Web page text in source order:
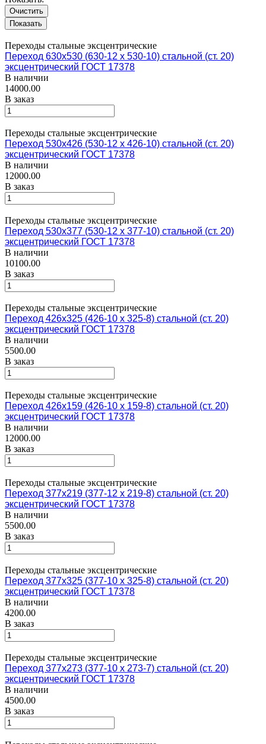
Очистить
Переходы стальные эксцентрические
Переход 630х530 (630-12 х 530-10) стальной (ст. 20)
эксцентрический ГОСТ 17378
В наличии
14000.00
В заказ
Переходы стальные эксцентрические
Переход 530х426 (530-12 х 426-10) стальной (ст. 20)
эксцентрический ГОСТ 17378
В наличии
12000.00
В заказ
Переходы стальные эксцентрические
Переход 530х377 (530-12 х 377-10) стальной (ст. 20)
эксцентрический ГОСТ 17378
В наличии
10100.00
В заказ
Переходы стальные эксцентрические
Переход 426х325 (426-10 х 325-8) стальной (ст. 20)
эксцентрический ГОСТ 17378
В наличии
5500.00
В заказ
Переходы стальные эксцентрические
Переход 426х159 (426-10 х 159-8) стальной (ст. 20)
эксцентрический ГОСТ 17378
В наличии
12000.00
В заказ
Переходы стальные эксцентрические
Переход 377х219 (377-12 х 219-8) стальной (ст. 20)
эксцентрический ГОСТ 17378
В наличии
5500.00
В заказ
Переходы стальные эксцентрические
Переход 377х325 (377-10 х 325-8) стальной (ст. 20)
эксцентрический ГОСТ 17378
В наличии
4200.00
В заказ
Переходы стальные эксцентрические
Переход 377х273 (377-10 х 273-7) стальной (ст. 20)
эксцентрический ГОСТ 17378
В наличии
4500.00
В заказ